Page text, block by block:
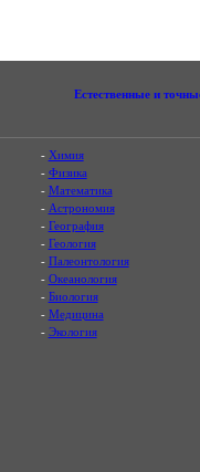
Естественные и
- Химия
- Физика
- Математика
- Астрономия
- География
- Геология
- Палеонтология
- Океанология
- Биология
- Медицина
- Экология